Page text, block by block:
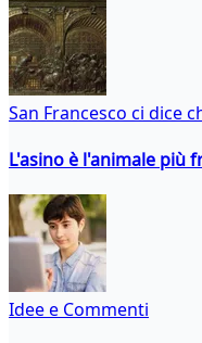
San Francesco ci dice
L'asino è l'animale più
Idee e Commenti